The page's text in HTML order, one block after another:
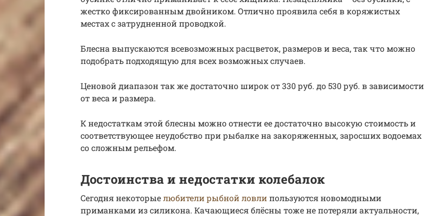
жестко фиксированным двойником. Отлично проявила себя в коряжистых
местах с затрудненной проводкой.
Блесна выпускаются всевозможных расцветок, размеров и веса, так что можно
подобрать подходящую для всех возможных случаев.
Ценовой диапазон так же достаточно широк от 330 руб. до 530 руб. в зависимости
от веса и размера.
К недостаткам этой блесны можно отнести ее достаточно высокую стоимость и
соответствующее неудобство при рыбалке на закоряженных, заросших водоемах
со сложным рельефом.
Достоинства и недостатки колебалок
Сегодня некоторыелюбители рыбной ловли пользуются новомодными
приманками из силикона. Качающиеся блёсны тоже не потеряли актуальности,